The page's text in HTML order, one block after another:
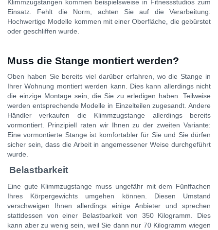
Klimmzugstangen kommen beispielsweise in Fitnessstudios zum
Einsatz. Fehlt die Norm, achten Sie auf die Verarbeitung:
Hochwertige Modelle kommen mit einer Oberfläche, die gebürstet
oder geschliffen wurde.
Muss die Stange montiert werden?
Oben haben Sie bereits viel darüber erfahren, wo die Stange in
Ihrer Wohnung montiert werden kann. Dies kann allerdings nicht
die einzige Montage sein, die Sie zu erledigen haben. Teilweise
werden entsprechende Modelle in Einzelteilen zugesandt. Andere
Händler verkaufen die Klimmzugstange allerdings bereits
vormontiert. Prinzipiell raten wir Ihnen zu der zweiten Variante:
Eine vormontierte Stange ist komfortabler für Sie und Sie dürfen
sicher sein, dass die Arbeit in angemessener Weise durchgeführt
wurde.
Belastbarkeit
Eine gute Klimmzugstange muss ungefähr mit dem Fünffachen
Ihres Körpergewichts umgehen können. Diesen Umstand
verschweigen Ihnen allerdings einige Anbieter und sprechen
stattdessen von einer Belastbarkeit von 350 Kilogramm. Dies
kann aber zu wenig sein, weil Sie dann nur 70 Kilogramm wiegen